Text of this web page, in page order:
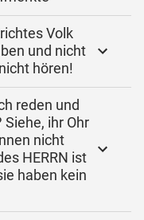
Volk
und nicht
hören!
reden und
ihr Ohr
nicht
HERRN ist
haben kein